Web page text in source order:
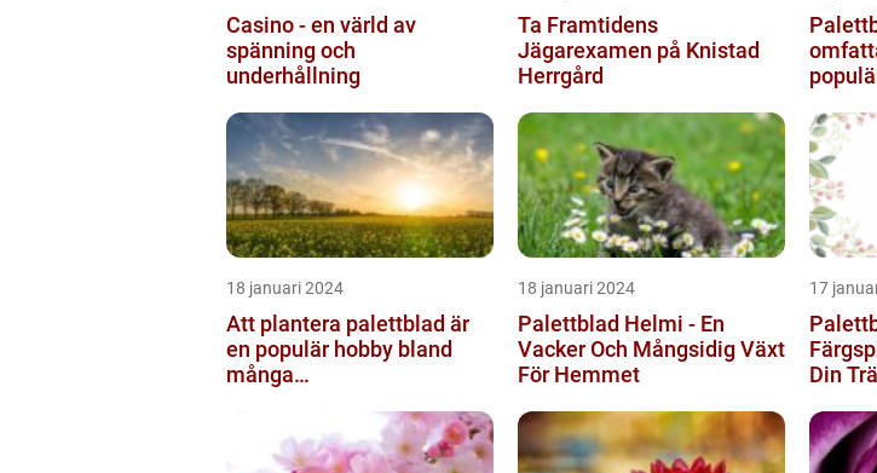
Casino - en värld av
spänning och
underhållning
Ta Framtidens
Jägarexamen på Knistad
Herrgård
18 januari 2024
Att plantera palettblad är
en populär hobby bland
många
kan bidra till att ...
18 januari 2024
Palettblad Helmi - En
Vacker Och Mångsidig Växt
För Hemmet
17
Din